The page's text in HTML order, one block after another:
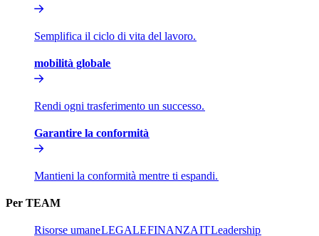
Semplifica il ciclo di vita del lavoro.​​
mobilità globale​​
Rendi ogni trasferimento un successo.​​
Garantire la conformità​​
Mantieni la conformità mentre ti espandi.​​
Per TEAM​​
Risorse umane​​LEGALE​​FINANZA​​IT​​Leadership​​